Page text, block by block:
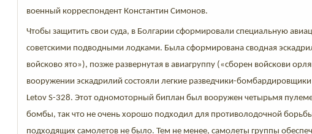
военный корреспондент Константин Симонов.
Чтобы защитить свои суда, в Болгарии сформировали специальную
советскими подводными лодками. Была сформирована сводная
войсково ято»), позже развернутая в авиагруппу («сборен войскови
вооружении эскадрилий состояли легкие разведчики-бомбардировщики
Letov S-328. Этот одномоторный биплан был вооружен четырьмя
бомбы, так что не очень хорошо подходил для противолодочной
подходящих самолетов не было. Тем не менее, самолеты группы